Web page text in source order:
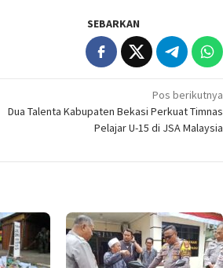
SEBARKAN
Pos berikutnya
Dua Talenta Kabupaten Bekasi Perkuat Timnas
Pelajar U-15 di JSA Malaysia